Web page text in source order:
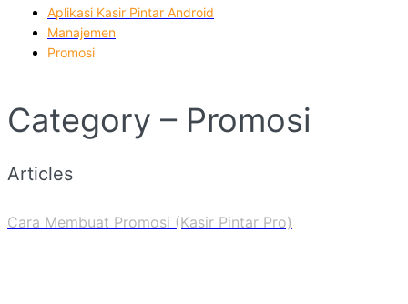
Aplikasi Kasir Pintar Android
Manajemen
Promosi
Category – Promosi
Articles
Cara Membuat Promosi (Kasir Pintar Pro)